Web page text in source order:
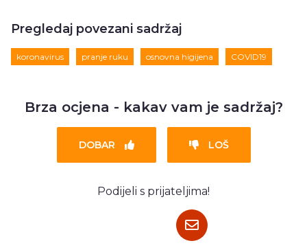
Pregledaj povezani sadržaj
koronavirus pranje ruku osnovna higijena COVID19
Brza ocjena - kakav vam je sadržaj?
DOBAR LOŠ
Podijeli s prijateljima!